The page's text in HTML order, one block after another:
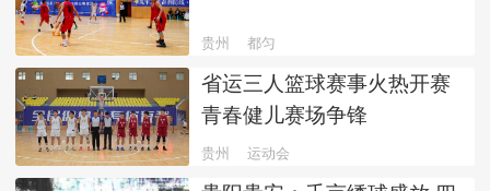
贵州 都匀
省运三人篮球赛事火热开赛
青春健儿赛场争锋
贵州 运动会